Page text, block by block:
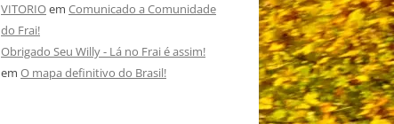
VITORIOem Comunicado a Comunidade
do Frai!
Obrigado Seu Willy - Lá no Frai é assim!
em O mapa definitivo do Brasil!